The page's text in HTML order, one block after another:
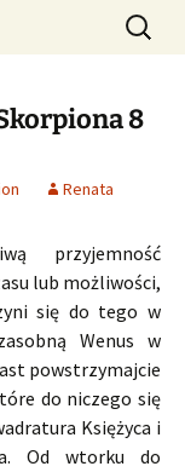
i
Szukaj:
8
Renata
przyjemność
lub możliwości,
się do tego w
Wenus w
powstrzymajcie
do niczego się
Księżyca i
Od wtorku do